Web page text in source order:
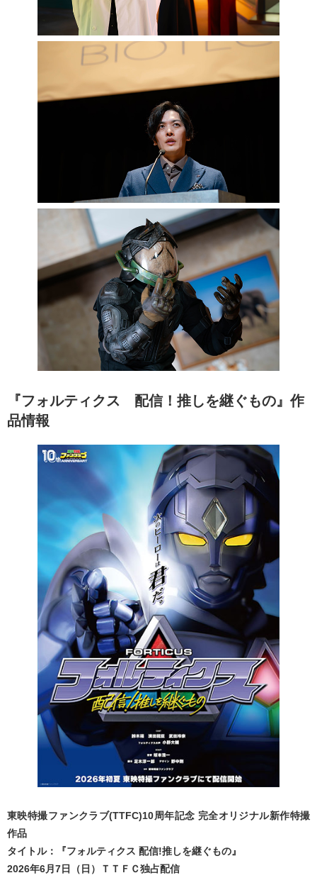
『フォルティクス 配信！推しを継ぐもの』作
品情報
東映特撮ファンクラブ(TTFC)10周年記念 完全オリジナル新作特撮
作品
タイトル：『フォルティクス 配信!推しを継ぐもの』
2026年6月7日（日）ＴＴＦＣ独占配信